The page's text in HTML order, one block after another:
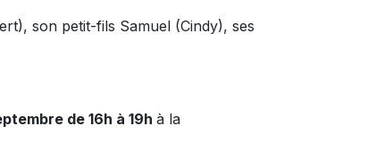
son petit-fils Samuel (Cindy), ses
de 16h à 19h à la